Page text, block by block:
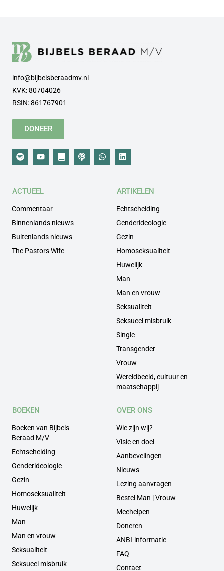
info@bijbelsberaadmv.nl
KVK: 80704026
RSIN: 861767901
DONEER
ACTUEEL
Commentaar
Binnenlands nieuws
Buitenlands nieuws
The Pastors Wife
ARTIKELEN
Echtscheiding
Genderideologie
Gezin
Homoseksualiteit
Huwelijk
Man
Man en vrouw
Seksualiteit
Seksueel misbruik
Single
Transgender
Vrouw
Wereldbeeld, cultuur en
maatschappij
BOEKEN
Boeken van Bijbels
Beraad M/V
Echtscheiding
Genderideologie
Gezin
Homoseksualiteit
Huwelijk
Man
Man en vrouw
Seksualiteit
Seksueel misbruik
OVER ONS
Wie zijn wij?
Visie en doel
Aanbevelingen
Nieuws
Lezing aanvragen
Bestel Man | Vrouw
Meehelpen
Doneren
ANBI-informatie
FAQ
Contact